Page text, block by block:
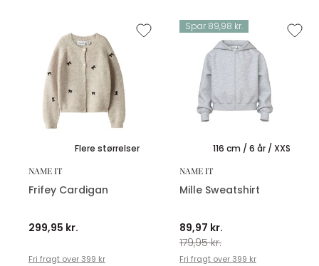
Flere størrelser
NAME IT
Frifey Cardigan
299,95 kr.
Fri fragt over 399 kr
Spar 89,98 kr.
116 cm / 6 år / XXS
NAME IT
Mille Sweatshirt
89,97 kr.
179,95 kr.
Fri fragt over 399 kr